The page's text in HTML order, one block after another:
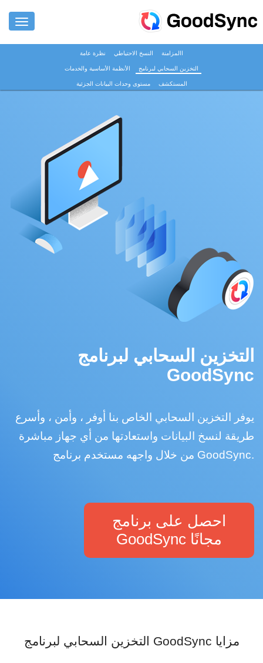
تسجيل الدخول
نظرة عامة النسخ الاحتياطي
االمزامنة
الأنظمة الأساسية والخدمات
التخزين السحابي لبرنامج
مستوى وحدات البيانات الجزئية
المستكشف
التخزين السحابي لبرنامج
GoodSync
يوفر التخزين السحابي الخاص بنا أوفر ، وأمن ، وأسرع
طريقة لنسخ البيانات واستعادتها من أي جهاز مباشرة
من خلال واجهه مستخدم برنامج GoodSync.
احصل على برنامج
GoodSync مجانًا
التخزين السحابي لبرنامج GoodSync مزايا